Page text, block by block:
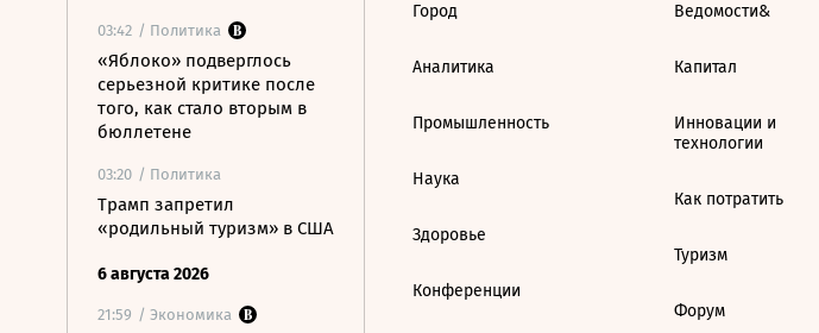
03:42 / Политика
«Яблоко» подверглось
серьезной критике после
того, как стало вторым в
бюллетене
03:20 / Политика
Трамп запретил
«родильный туризм» в США
6 августа 2026
21:59 / Экономика
Город
Аналитика
Промышленность
Наука
Здоровье
Конференции
Ведомости&
Капитал
Инновации и
технологии
Как потратить
Туризм
Форум